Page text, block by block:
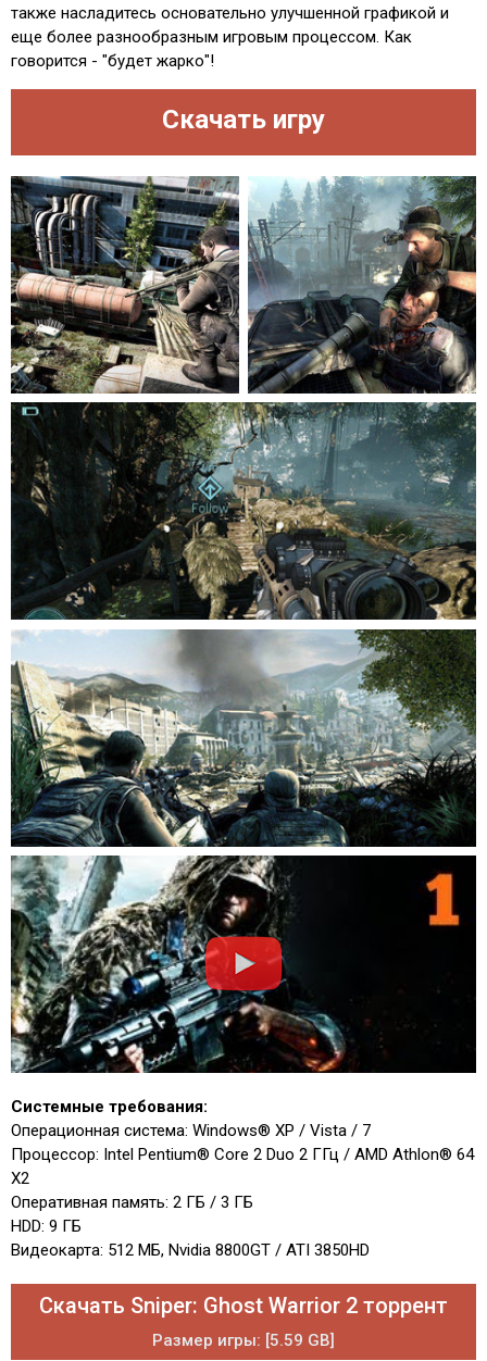
также насладитесь основательно улучшенной графикой и
еще более разнообразным игровым процессом. Как
говорится - "будет жарко"!
Скачать игру
Системные требования:
Операционная система: Windows® XP / Vista / 7
Процессор: Intel Pentium® Core 2 Duo 2 ГГц / AMD Athlon® 64
Х2
Оперативная память: 2 ГБ / 3 ГБ
HDD: 9 ГБ
Видеокарта: 512 МБ, Nvidia 8800GT / ATI 3850HD
Скачать Sniper: Ghost Warrior 2 торрент
Размер игры: [5.59 GB]